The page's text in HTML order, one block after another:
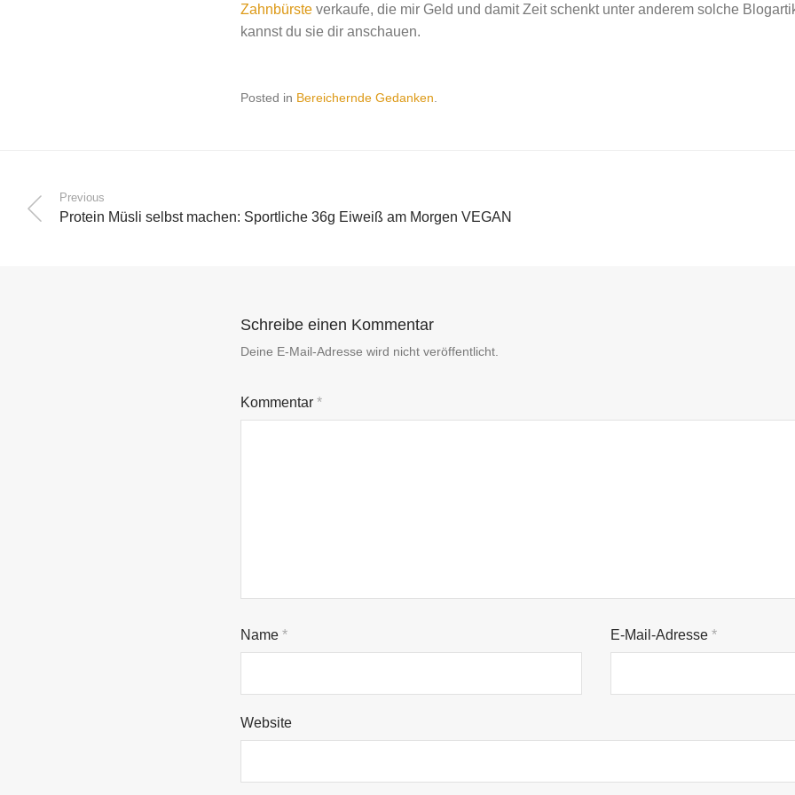
Zahnbürsteverkaufe, die mir Geld und damit Zeit schenkt unter anderem solche
kannst du sie dir anschauen.
Posted in Bereichernde Gedanken
Previous
Protein Müsli selbst machen: Sportliche 36g Eiweiß am Morgen VEGAN
Schreibe einen Kommentar
Deine E-Mail-Adresse wird nicht veröffentlicht.
Kommentar *
Name * E-Mail-Adresse*
Website